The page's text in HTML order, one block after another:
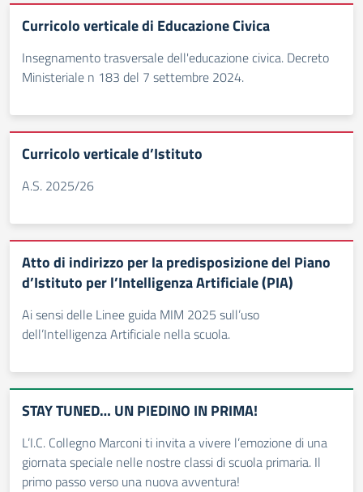
Curricolo verticale di Educazione Civica
Insegnamento trasversale dell'educazione civica. Decreto
Ministeriale n 183 del 7 settembre 2024.
Curricolo verticale d’Istituto
A.S. 2025/26
Atto di indirizzo per la predisposizione del Piano
d’Istituto per l’Intelligenza Artificiale (PIA)
Ai sensi delle Linee guida MIM 2025 sull’uso
dell’Intelligenza Artificiale nella scuola.
STAY TUNED… UN PIEDINO IN PRIMA!
L’I.C. Collegno Marconi ti invita a vivere l’emozione di una
giornata speciale nelle nostre classi di scuola primaria. Il
primo passo verso una nuova avventura!